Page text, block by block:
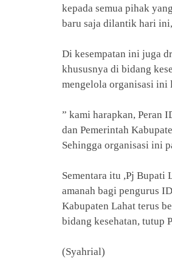
kepada semua pihak
baru saja dilantik hari
Di kesempatan ini juga
khususnya di bidang
mengelola organisasi ini
” kami harapkan, Peran
dan Pemerintah
Sehingga organisasi ini
Sementara itu ,Pj Bupati
amanah bagi pengurus
Kabupaten Lahat terus
bidang kesehatan, tutup
(Syahrial)